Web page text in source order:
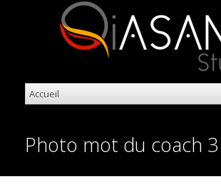
Photo mot du coach 3